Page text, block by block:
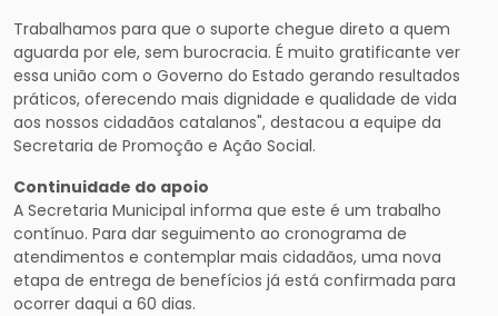
Trabalhamos para que o suporte chegue direto a quem
aguarda por ele, sem burocracia. É muito gratificante ver
essa união com o Governo do Estado gerando resultados
práticos, oferecendo mais dignidade e qualidade de vida
aos nossos cidadãos catalanos", destacou a equipe da
Secretaria de Promoção e Ação Social.
Continuidade do apoio
A Secretaria Municipal informa que este é um trabalho
contínuo. Para dar seguimento ao cronograma de
atendimentos e contemplar mais cidadãos, uma nova
etapa de entrega de benefícios já está confirmada para
ocorrer daqui a 60 dias.